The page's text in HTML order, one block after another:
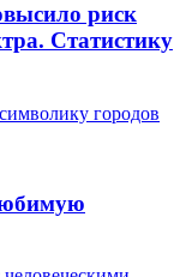
риск
Статистику
городов